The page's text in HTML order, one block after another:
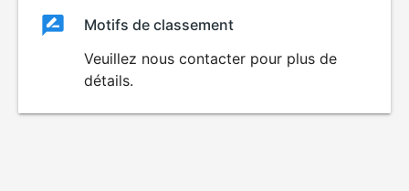
ClassementClassement
Motifs de classement
Veuillez nous contacter pour plus de
détails.